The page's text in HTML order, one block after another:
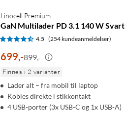
Linocell Premium
GaN Multilader PD 3.1 140 W Svart
4.5 (254 kundeanmeldelser)
699,-899,-
Finnes i 2 varianter
Lader alt – fra mobil til laptop
Kobles direkte i stikkontakt
4 USB-porter (3x USB-C og 1x USB-A)